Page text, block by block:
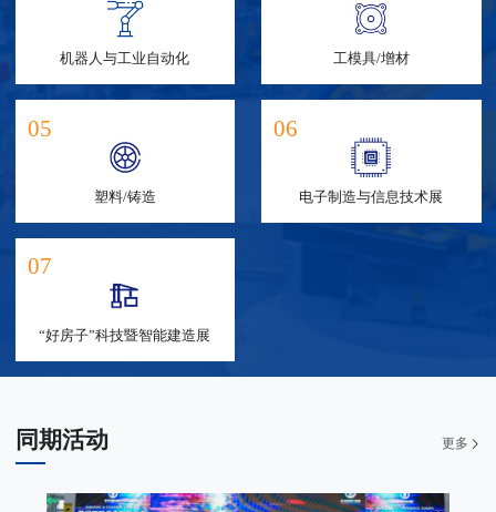
机器人与工业自动化 工模具/增材
05
塑料/铸造
06
电子制造与信息技术展
07
“好房子”科技暨智能建造展
同期活动 更多